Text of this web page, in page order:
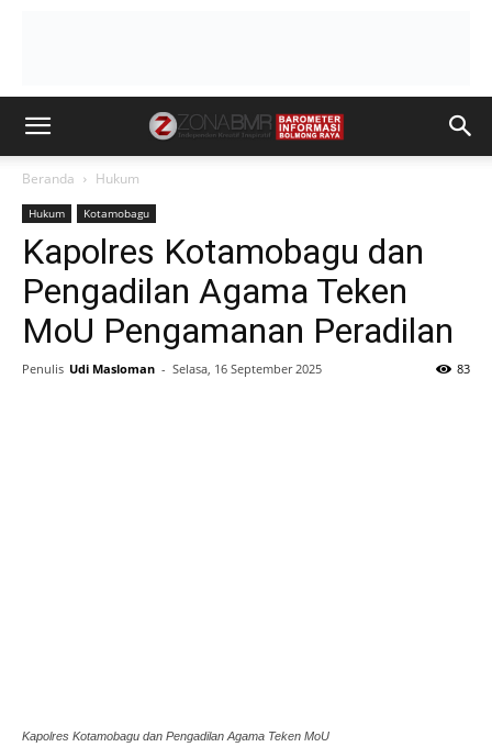
Beranda Hukum
Hukum Kotamobagu
Kapolres Kotamobagu dan
Pengadilan Agama Teken
MoU Pengamanan Peradilan
Penulis Udi Masloman - Selasa, 16 September 2025 83
Kapolres Kotamobagu dan Pengadilan Agama Teken MoU